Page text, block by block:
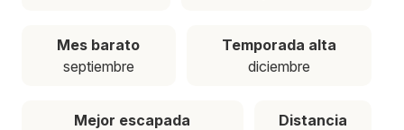
Mes barato
septiembre
Temporada alta
diciembre
Mejor escapada
Distancia